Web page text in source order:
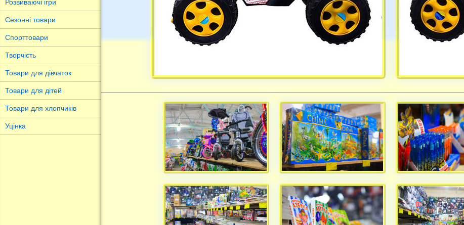
Розвиваючі ігри
Сезонні товари
Спорттовари
Творчість
Товари для дівчаток
Товари для дітей
Товари для хлопчиків
Уцінка